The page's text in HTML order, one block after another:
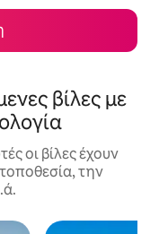
βίλες με
οι βίλες έχουν
την